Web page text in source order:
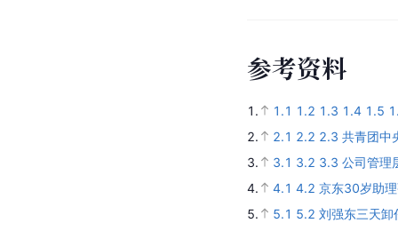
参考资料
1. 1.1 1.2 1.3 1.4 1.5
2.
2.1 2.2 2.3 共青团中
3.
3.1 3.2 3.3 公司管理
4.
4.1 4.2 京东30岁助
5.
5.1 5.2 刘强东三天卸